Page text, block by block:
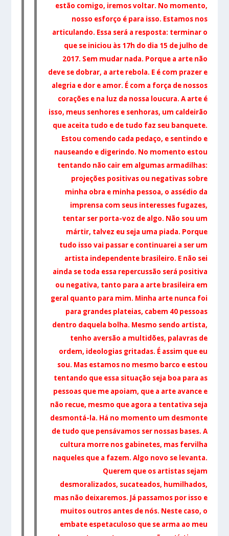
estão comigo, iremos voltar. No momento,
nosso esforço é para isso. Estamos nos
articulando. Essa será a resposta: terminar o
que se iniciou às 17h do dia 15 de julho de
2017. Sem mudar nada. Porque a arte não
deve se dobrar, a arte rebola. E é com prazer e
alegria e dor e amor. É com a força de nossos
corações e na luz da nossa loucura. A arte é
isso, meus senhores e senhoras, um caldeirão
que aceita tudo e de tudo faz seu banquete.
Estou comendo cada pedaço, e sentindo e
nauseando e digerindo. No momento estou
tentando não cair em algumas armadilhas:
projeções positivas ou negativas sobre
minha obra e minha pessoa, o assédio da
imprensa com seus interesses fugazes,
tentar ser porta-voz de algo. Não sou um
mártir, talvez eu seja uma piada. Porque
tudo isso vai passar e continuarei a ser um
artista independente brasileiro. E não sei
ainda se toda essa repercussão será positiva
ou negativa, tanto para a arte brasileira em
geral quanto para mim. Minha arte nunca foi
para grandes plateias, cabem 40 pessoas
dentro daquela bolha. Mesmo sendo artista,
tenho aversão a multidões, palavras de
ordem, ideologias gritadas. É assim que eu
sou. Mas estamos no mesmo barco e estou
tentando que essa situação seja boa para as
pessoas que me apoiam, que a arte avance e
não recue, mesmo que agora a tentativa seja
desmontá-la. Há no momento um desmonte
de tudo que pensávamos ser nossas bases. A
cultura morre nos gabinetes, mas fervilha
naqueles que a fazem. Algo novo se levanta.
Querem que os artistas sejam
desmoralizados, sucateados, humilhados,
mas não deixaremos. Já passamos por isso e
muitos outros antes de nós. Neste caso, o
embate espetaculoso que se arma ao meu